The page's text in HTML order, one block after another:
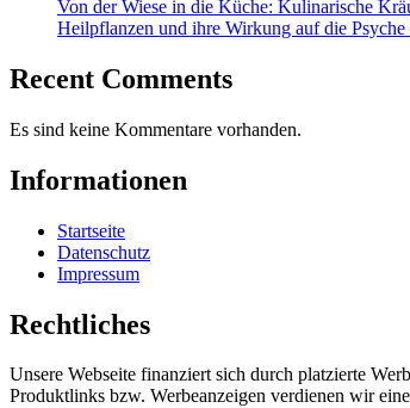
Von der Wiese in die Küche: Kulinarische
Heilpflanzen und ihre Wirkung auf die
Recent Comments
Es sind keine Kommentare vorhanden.
Informationen
Startseite
Datenschutz
Impressum
Rechtliches
Unsere Webseite finanziert sich durch platzierte
Produktlinks bzw. Werbeanzeigen verdienen wir